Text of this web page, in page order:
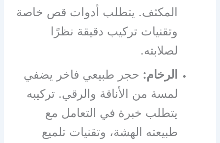
المكثف. يتطلب أدوات قص خاصة
وتقنيات تركيب دقيقة نظرًا
لصلابته.
الرخام: حجر طبيعي فاخر يضفي
لمسة من الأناقة والرقي. تركيبه
يتطلب خبرة في التعامل مع
طبيعته الهشة، وتقنيات تلميع